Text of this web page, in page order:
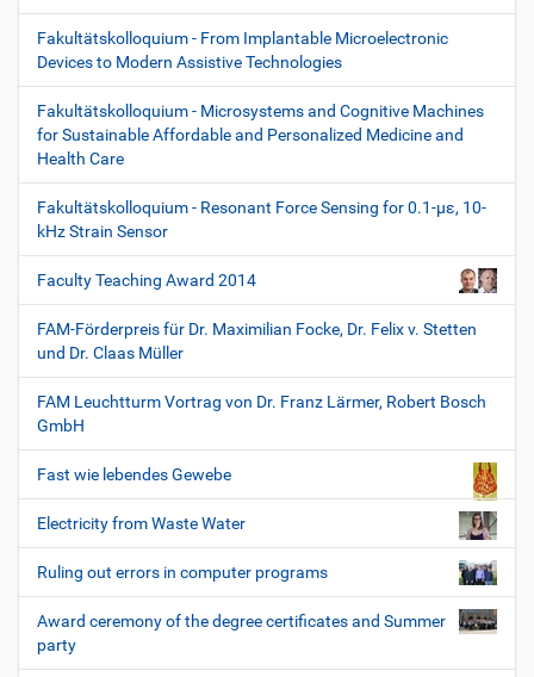
Fakultätskolloquium - From Implantable Microelectronic
Devices to Modern Assistive Technologies
Fakultätskolloquium - Microsystems and Cognitive Machines
for Sustainable Affordable and Personalized Medicine and
Health Care
Fakultätskolloquium - Resonant Force Sensing for 0.1-µε, 10-
kHz Strain Sensor
Faculty Teaching Award 2014
FAM-Förderpreis für Dr. Maximilian Focke, Dr. Felix v. Stetten
und Dr. Claas Müller
FAM Leuchtturm Vortrag von Dr. Franz Lärmer, Robert Bosch
GmbH
Fast wie lebendes Gewebe
Electricity from Waste Water
Ruling out errors in computer programs
Award ceremony of the degree certificates and Summer
party